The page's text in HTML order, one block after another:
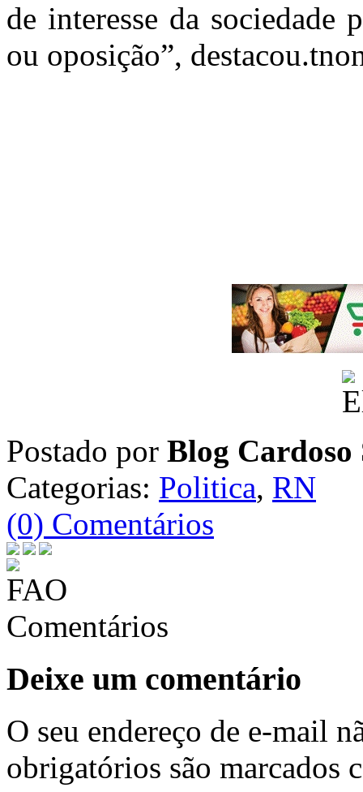
de interesse da sociedade
ou oposição”,
Postado por Blog Cardoso
Categorias: Politica, RN
(0) Comentários
Comentários
Deixe um comentário
O seu endereço de e-mail
obrigatórios são marcados